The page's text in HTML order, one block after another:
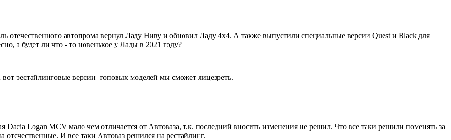
отечественного автопрома вернул Ладу Ниву и обновил Ладу 4х4. А также выпустили специальные версии Quest и Black для
а будет ли что - то новенькое у Лады в 2021 году?
рестайлинговые версии топовых моделей мы сможет лицезреть.
Logan MCV мало чем отличается от Автоваза, т.к. последний вносить изменения не решил. Что все таки решили поменять за
отечественные. И все таки Автоваз решился на рестайлинг.